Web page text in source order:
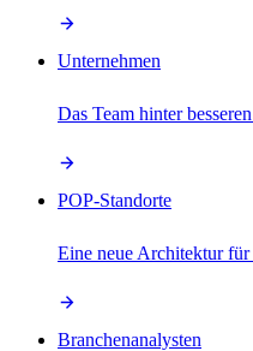
Unternehmen
Das Team hinter
POP-Standorte
Eine neue Architektur für
Branchenanalysten